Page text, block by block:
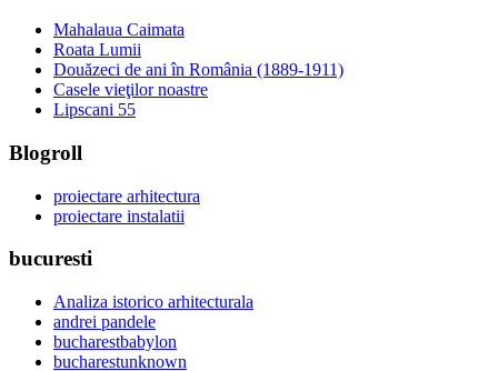
Mahalaua Caimata
Roata Lumii
Douăzeci de ani în România (1889-1911)
Casele vieţilor noastre
Lipscani 55
Blogroll
proiectare arhitectura
proiectare instalatii
bucuresti
Analiza istorico arhitecturala
andrei pandele
bucharestbabylon
bucharestunknown